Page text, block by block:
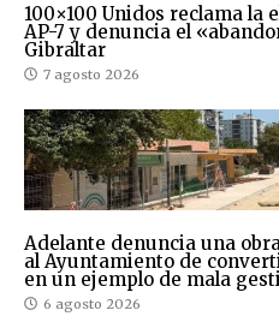
100×100 Unidos reclama la
AP-7 y denuncia el
Gibraltar
7 agosto 2026
Adelante denuncia una
al Ayuntamiento de
en un ejemplo de mala
6 agosto 2026